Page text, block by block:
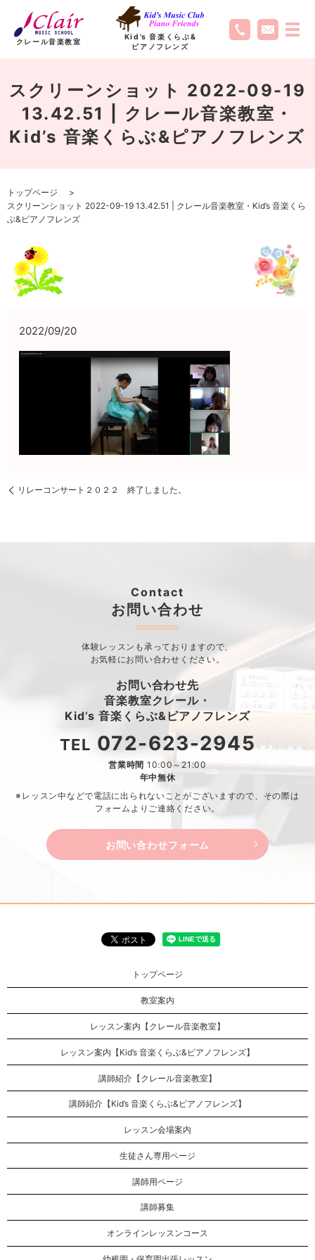
クレール音楽教室
Kid’s 音楽くらぶ&
ピアノフレンズ
スクリーンショット 2022-09-19
13.42.51 | クレール音楽教室・
Kid’s 音楽くらぶ&ピアノフレンズ
トップページ
スクリーンショット 2022-09-19 13.42.51 | クレール音楽教室・Kid’s 音楽くら
ぶ&ピアノフレンズ
2022/09/20
リレーコンサート２０２２ 終了しました。
Contact
お問い合わせ
体験レッスンも承っておりますので、
お気軽にお問い合わせください。
お問い合わせ先
音楽教室クレール・
Kid’s 音楽くらぶ&ピアノフレンズ
TEL 072-623-2945
営業時間 10:00～21:00
年中無休
※レッスン中などで電話に出られないことがございますので、 その際は
フォームよりご連絡ください。
お問い合わせフォーム
トップページ
教室案内
レッスン案内【クレール音楽教室】
レッスン案内【Kid’s 音楽くらぶ&ピアノフレンズ】
講師紹介【クレール音楽教室】
講師紹介【Kid’s 音楽くらぶ&ピアノフレンズ】
レッスン会場案内
生徒さん専用ページ
講師用ページ
講師募集
オンラインレッスンコース